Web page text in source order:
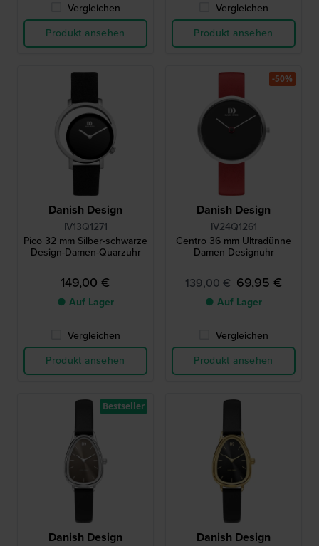
Vergleichen
Produkt ansehen
Vergleichen
Produkt ansehen
Danish Design
IV13Q1271
Pico 32 mm Silber-schwarze
Design-Damen-Quarzuhr
149,00 €
● Auf Lager
Vergleichen
Produkt ansehen
Danish Design
IV24Q1261
Centro 36 mm Ultradünne
Damen Designuhr
139,00 € 69,95 €
● Auf Lager
Vergleichen
Produkt ansehen
-50%
Danish Design
Bestseller
Danish Design